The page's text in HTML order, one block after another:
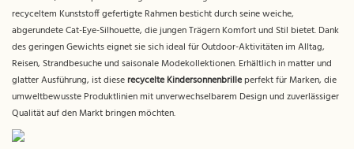
recyceltem Kunststoff gefertigte Rahmen besticht durch seine weiche,
abgerundete Cat-Eye-Silhouette, die jungen Trägern Komfort und Stil bietet. Dank
des geringen Gewichts eignet sie sich ideal für Outdoor-Aktivitäten im Alltag,
Reisen, Strandbesuche und saisonale Modekollektionen. Erhältlich in matter und
glatter Ausführung, ist dieserecycelte Kindersonnenbrilleperfekt für Marken, die
umweltbewusste Produktlinien mit unverwechselbarem Design und zuverlässiger
Qualität auf den Markt bringen möchten.